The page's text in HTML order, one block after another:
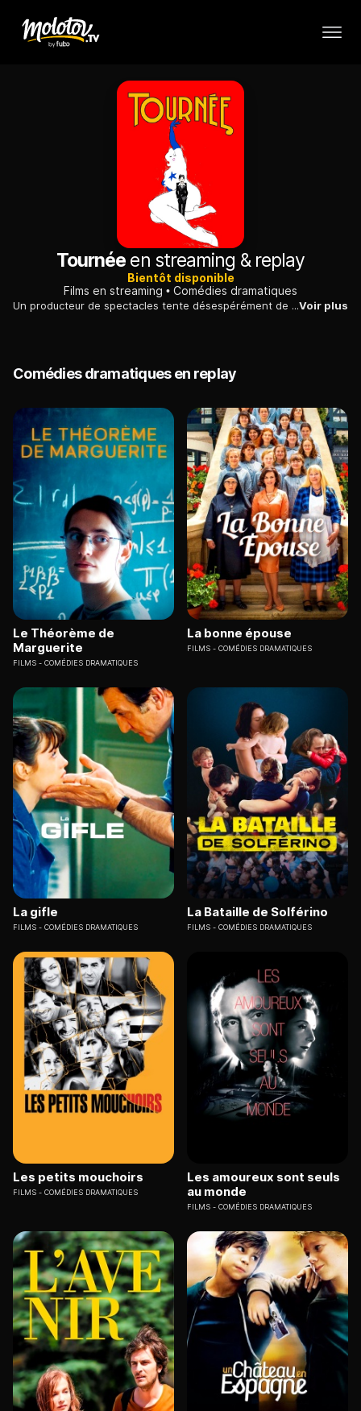
Tournée en streaming & replay
Bientôt disponible
Films en streaming
Comédies dramatiques
Un producteur de spectacles tente désespérément de trouver une salle à Paris pour sa troupe de strip-teaseuses américaines, en tournée en province...Voir plus
Comédies dramatiques en replay
Le Théorème de
Marguerite
FILMS COMÉDIES DRAMATIQUES
La bonne épouse
FILMS COMÉDIES DRAMATIQUES
La gifle
FILMS COMÉDIES DRAMATIQUES
La Bataille de Solférino
FILMS COMÉDIES DRAMATIQUES
Les petits mouchoirs
FILMS COMÉDIES DRAMATIQUES
Les amoureux sont seuls
au monde
FILMS COMÉDIES DRAMATIQUES